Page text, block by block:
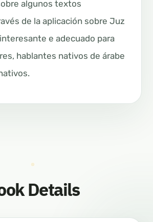
algunos textos
de la aplicación sobre Juz
e adecuado para
hablantes nativos de árabe
Details